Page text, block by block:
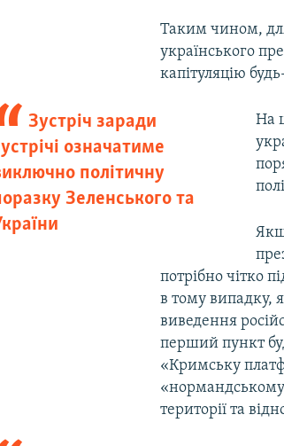
Таким чином, для
українського
капітуляцію
Зустріч заради
означатиме
політичну
Зеленського та
На
потрібно чітко
в тому випадку,
виведення
перший пункт
«Кримську
«нормандському
території та